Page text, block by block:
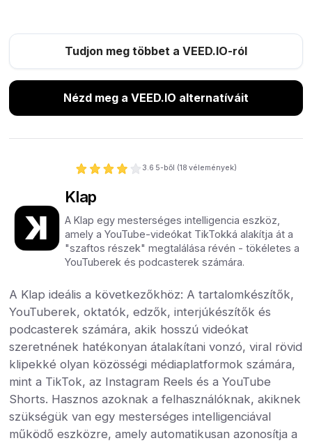
Tudjon meg többet a VEED.IO-ról
Nézd meg a VEED.IO alternatíváit
3.6 5-ből (18 vélemények)
Klap
A Klap egy mesterséges intelligencia eszköz,
amely a YouTube-videókat TikTokká alakítja át a
"szaftos részek" megtalálása révén - tökéletes a
YouTuberek és podcasterek számára.
A Klap ideális a következőkhöz: A tartalomkészítők,
YouTuberek, oktatók, edzők, interjúkészítők és
podcasterek számára, akik hosszú videókat
szeretnének hatékonyan átalakítani vonzó, viral rövid
klipekké olyan közösségi médiaplatformok számára,
mint a TikTok, az Instagram Reels és a YouTube
Shorts. Hasznos azoknak a felhasználóknak, akiknek
szükségük van egy mesterséges intelligenciával
működő eszközre, amely automatikusan azonosítja a